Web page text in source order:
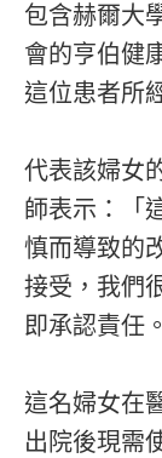
包含赫爾大
會的亨伯健
這位患者所
代表該婦女
師表示：「
慎而導致的
接受，我們
即承認責任
這名婦女在
出院後現需